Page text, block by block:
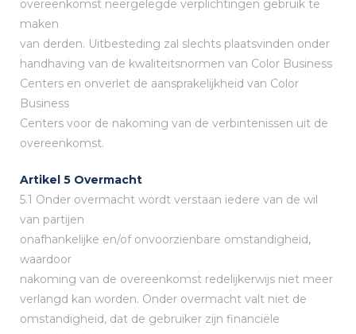
overeenkomst neergelegde verplichtingen gebruik te
maken
van derden. Uitbesteding zal slechts plaatsvinden onder
handhaving van de kwaliteitsnormen van Color Business
Centers en onverlet de aansprakelijkheid van Color
Business
Centers voor de nakoming van de verbintenissen uit de
overeenkomst.
Artikel 5 Overmacht
5.1 Onder overmacht wordt verstaan iedere van de wil
van partijen
onafhankelijke en/of onvoorzienbare omstandigheid,
waardoor
nakoming van de overeenkomst redelijkerwijs niet meer
verlangd kan worden. Onder overmacht valt niet de
omstandigheid, dat de gebruiker zijn financiële